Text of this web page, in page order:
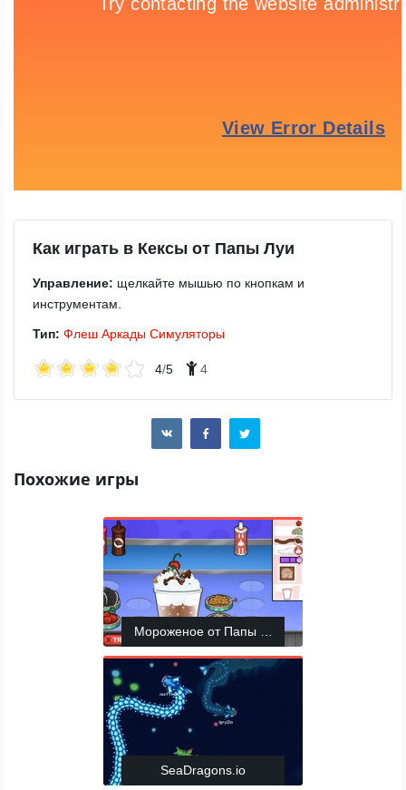
Как играть в Кексы от Папы Луи
Управление: щелкайте мышью по кнопкам и
инструментам.
Тип: Флеш Аркады Симуляторы
4/5 4
Похожие игры
Мороженое от Папы Луи
SeaDragons.io